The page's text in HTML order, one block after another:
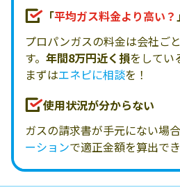
「平均ガス料金より高い？
プロパンガスの料金は会社ご
す。 年間8万円近く損をしてい
まずはエネピに相談を！
使用状況が分からない
ガスの請求書が手元にない場合
ーションで適正金額を算出で